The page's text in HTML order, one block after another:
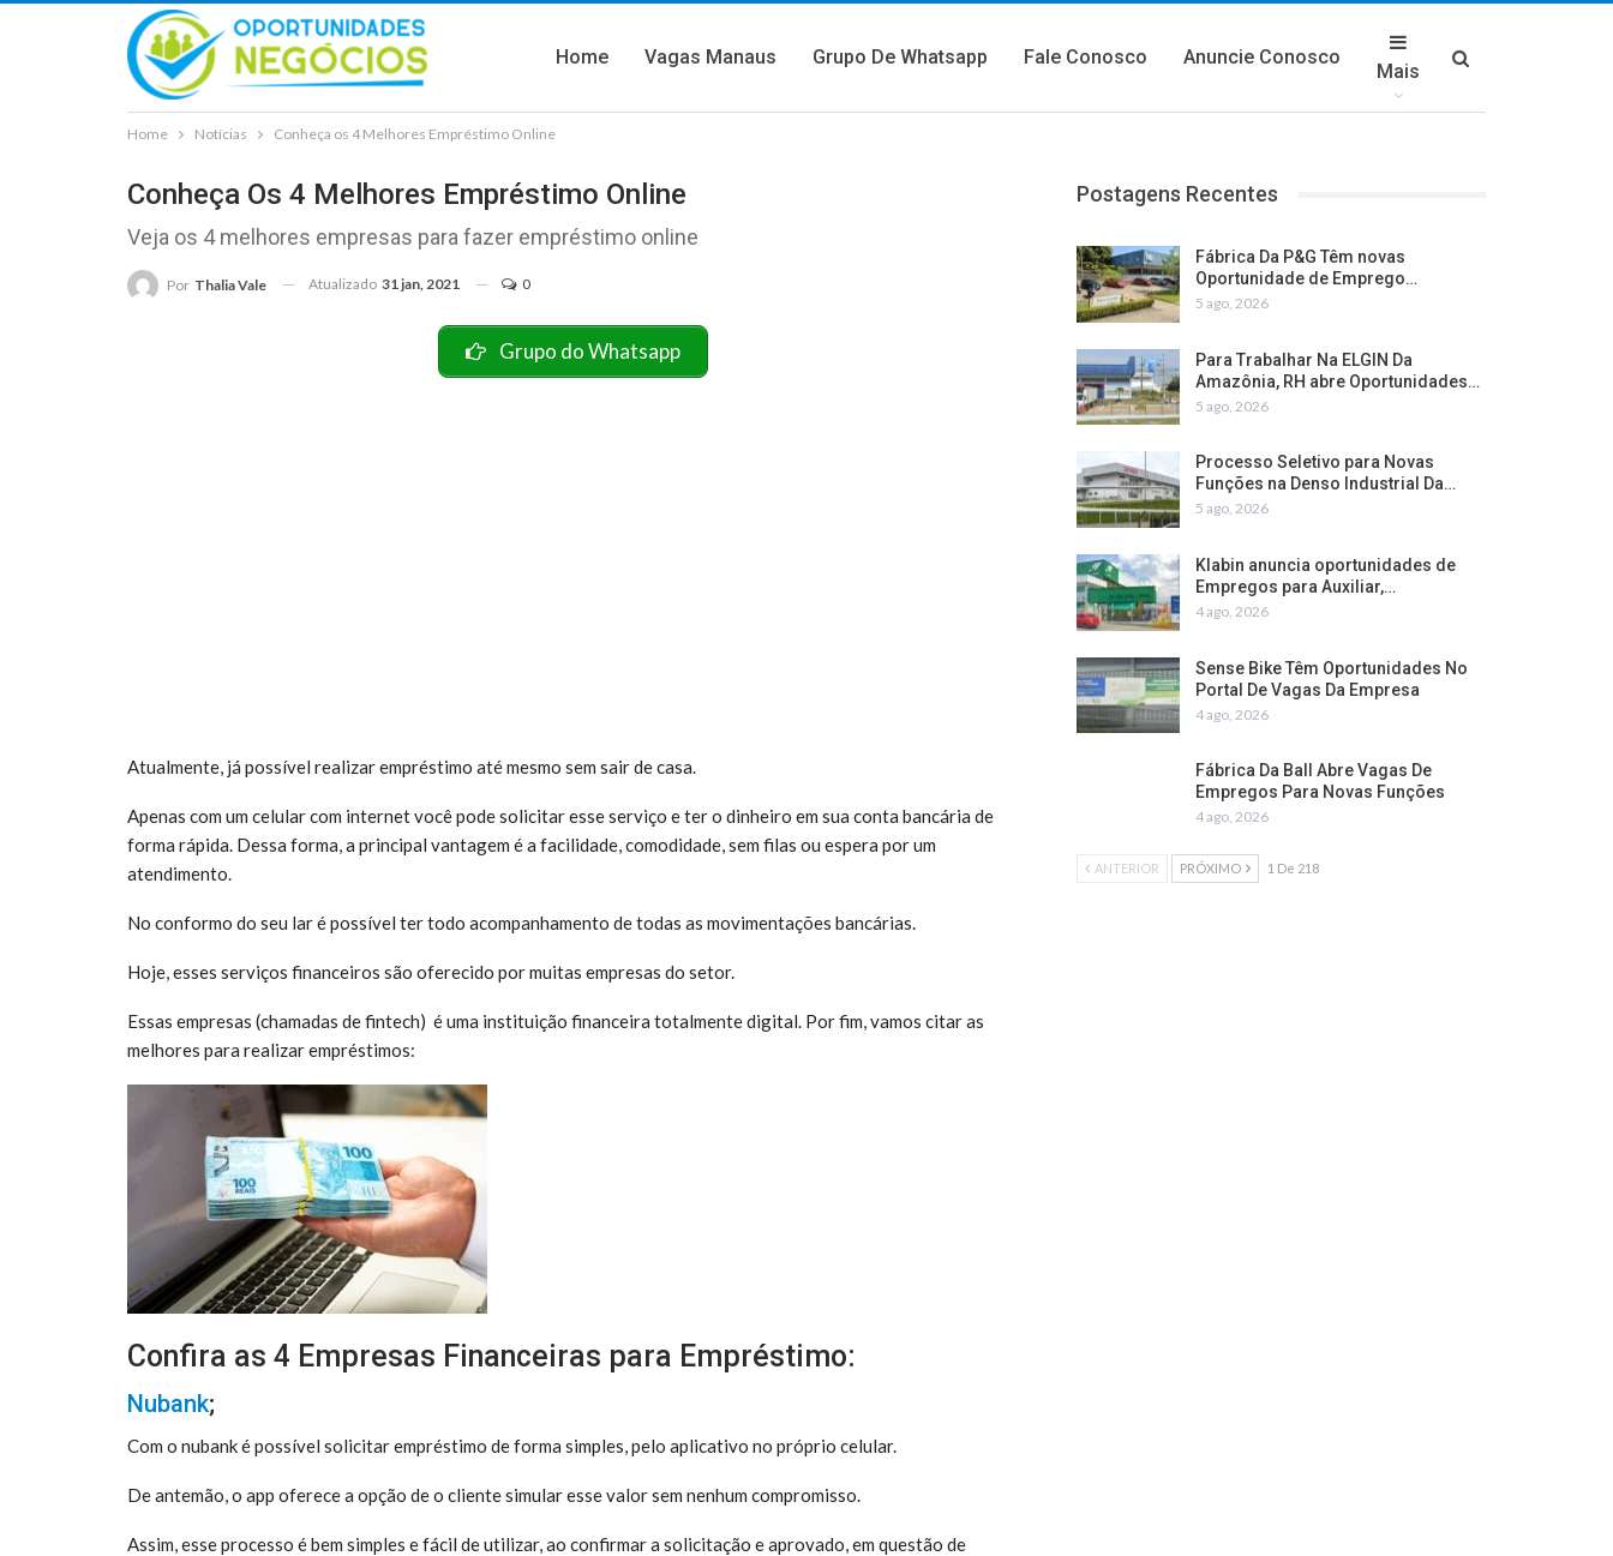
Home Vagas Manaus Grupo De Whatsapp Fale Conosco Anuncie Conosco
Mais
Home Notícias Conheça os 4 Melhores Empréstimo Online
Conheça Os 4 Melhores Empréstimo Online
Veja os 4 melhores empresas para fazer empréstimo online
Por Thalia Vale Atualizado 31 jan, 2021 0
Grupo do Whatsapp
Atualmente, já possível realizar empréstimo até mesmo sem sair de casa.
Apenas com um celular com internet você pode solicitar esse serviço e ter o dinheiro em sua conta bancária de
forma rápida. Dessa forma, a principal vantagem é a facilidade, comodidade, sem filas ou espera por um
atendimento.
No conformo do seu lar é possível ter todo acompanhamento de todas as movimentações bancárias.
Hoje, esses serviços financeiros são oferecido por muitas empresas do setor.
Essas empresas (chamadas de fintech) é uma instituição financeira totalmente digital. Por fim, vamos citar as
melhores para realizar empréstimos:
Confira as 4 Empresas Financeiras para Empréstimo:
Nubank;
Com o nubank é possível solicitar empréstimo de forma simples, pelo aplicativo no próprio celular.
De antemão, o app oferece a opção de o cliente simular esse valor sem nenhum compromisso.
Assim, esse processo é bem simples e fácil de utilizar, ao confirmar a solicitação e aprovado, em questão de
Postagens Recentes
Fábrica Da P&G Têm novas
Oportunidade de Emprego…
5 ago, 2026
Para Trabalhar Na ELGIN Da
Amazônia, RH abre Oportunidades…
5 ago, 2026
Processo Seletivo para Novas
Funções na Denso Industrial Da…
5 ago, 2026
Klabin anuncia oportunidades de
Empregos para Auxiliar,…
4 ago, 2026
Sense Bike Têm Oportunidades No
Portal De Vagas Da Empresa
4 ago, 2026
Fábrica Da Ball Abre Vagas De
Empregos Para Novas Funções
4 ago, 2026
ANTERIOR PRÓXIMO 1 De 218